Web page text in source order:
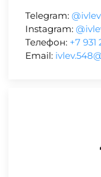
Telegram:
Instagram:
Телефон: +7
Email: